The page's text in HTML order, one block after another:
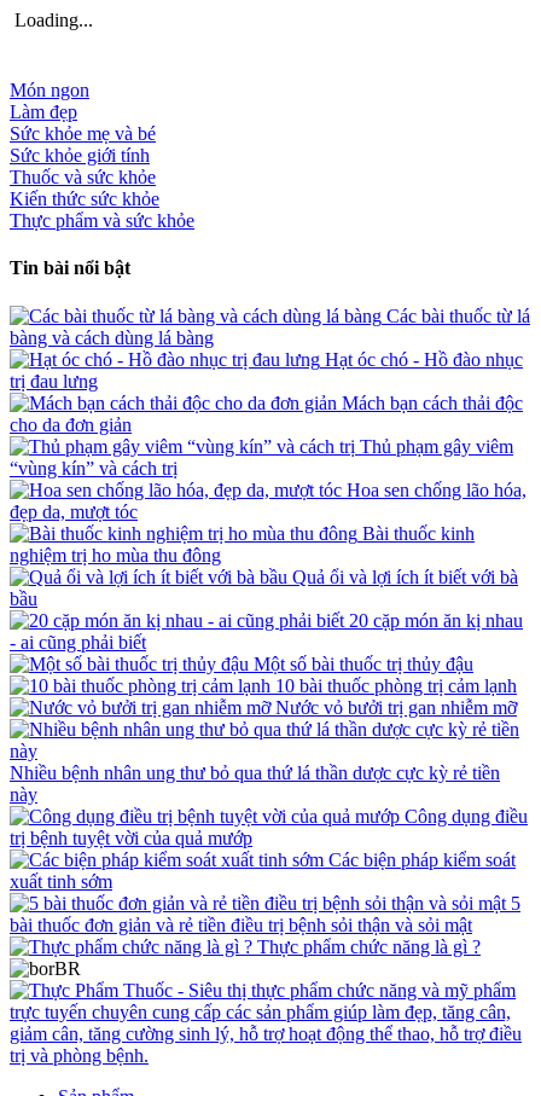
Loading...
Món ngon
Làm đẹp
Sức khỏe mẹ và bé
Sức khỏe giới tính
Thuốc và sức khỏe
Kiến thức sức khỏe
Thực phẩm và sức khỏe
Tin bài nổi bật
Các bài thuốc từ lá
bàng và cách dùng lá bàng
Hạt óc chó - Hồ đào nhục
trị đau lưng
Mách bạn cách thải độc
cho da đơn giản
Thủ phạm gây viêm
“vùng kín” và cách trị
Hoa sen chống lão hóa,
đẹp da, mượt tóc
Bài thuốc kinh
nghiệm trị ho mùa thu đông
Quả ổi và lợi ích ít biết với bà
bầu
20 cặp món ăn kị nhau
- ai cũng phải biết
Một số bài thuốc trị thủy đậu
10 bài thuốc phòng trị cảm lạnh
Nước vỏ bưởi trị gan nhiễm mỡ
Nhiều bệnh nhân ung thư bỏ qua thứ lá thần dược cực kỳ rẻ tiền
này
Công dụng điều
trị bệnh tuyệt vời của quả mướp
Các biện pháp kiểm soát
xuất tinh sớm
5
bài thuốc đơn giản và rẻ tiền điều trị bệnh sỏi thận và sỏi mật
Thực phẩm chức năng là gì ?